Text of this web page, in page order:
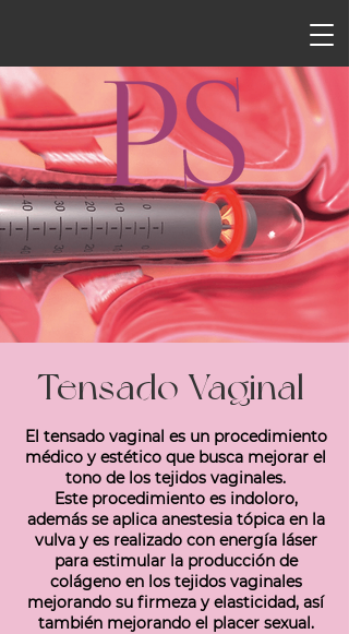
Tensado Vaginal
El tensado vaginal es un procedimiento
médico y estético que busca mejorar el
tono de los tejidos vaginales.
Este procedimiento es indoloro,
además se aplica anestesia tópica en la
vulva y es realizado con energía láser
para estimular la producción de
colágeno en los tejidos vaginales
mejorando su firmeza y elasticidad, así
también mejorando el placer sexual.